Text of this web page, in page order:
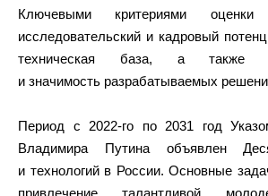
Ключевыми критериями
исследовательский и кадровый
техническая база, а также
и значимость разрабатываемых
Период с 2022-го по 2031 год
Владимира Путина объявлен
и технологий в России. Основные
привлечение талантливой